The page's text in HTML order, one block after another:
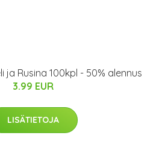
ja Rusina 100kpl - 50% alennus
3.99 EUR
LISÄTIETOJA